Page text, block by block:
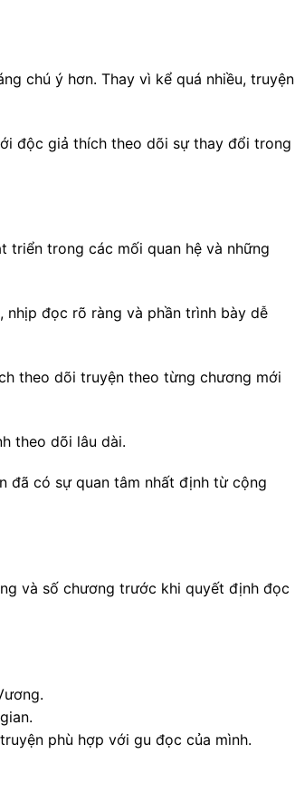
chú ý hơn. Thay vì kể quá nhiều, truyện
độc giả thích theo dõi sự thay đổi trong
triển trong các mối quan hệ và những
nhịp đọc rõ ràng và phần trình bày dễ
theo dõi truyện theo từng chương mới
theo dõi lâu dài.
đã có sự quan tâm nhất định từ cộng
và số chương trước khi quyết định đọc
phù hợp với gu đọc của mình.